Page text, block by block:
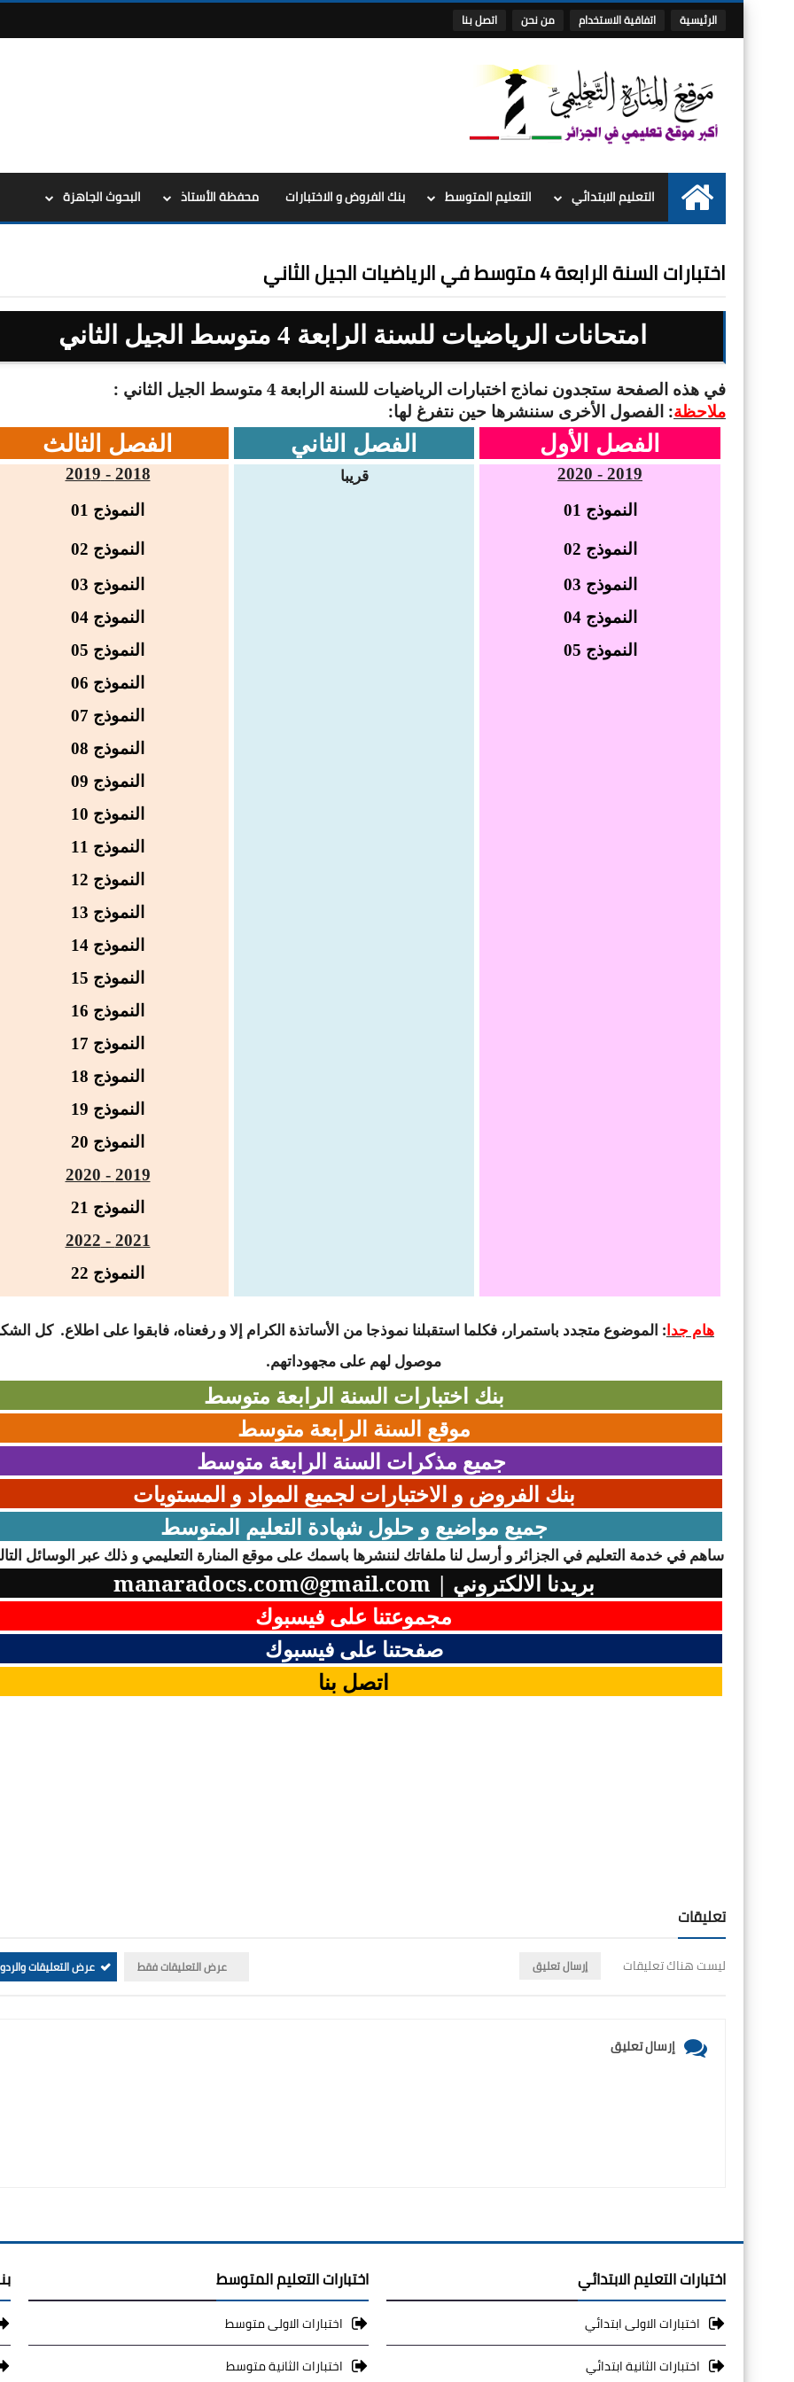
الرئيسية اتفاقية الاستخدام من نحن اتصل بنا
الرئيسية
التعليم الابتدائي التعليم المتوسط بنك الفروض و الاختبارات محفظة الأستاذ البحوث الجاهزة
اختبارات السنة الرابعة 4 متوسط في الرياضيات الجيل الثاني
امتحانات الرياضيات للسنة الرابعة 4 متوسط الجيل الثاني
في هذه الصفحة ستجدون نماذج اختبارات الرياضيات للسنة الرابعة 4 متوسط الجيل الثاني :
ملاحظة: الفصول الأخرى سننشرها حين نتفرغ لها:
الفصل الأول الفصل الثاني الفصل الثالث
2019 - 2020
النموذج 01
النموذج 02
النموذج 03
النموذج 04
النموذج 05
قريبا
2018 - 2019
النموذج 01
النموذج 02
النموذج 03
النموذج 04
النموذج 05
النموذج 06
النموذج 07
النموذج 08
النموذج 09
النموذج 10
النموذج 11
النموذج 12
النموذج 13
النموذج 14
النموذج 15
النموذج 16
النموذج 17
النموذج 18
النموذج 19
النموذج 20
2019 - 2020
النموذج 21
2021 - 2022
النموذج 22
هام جدا: الموضوع متجدد باستمرار، فكلما استقبلنا نموذجا من الأساتذة الكرام إلا و رفعناه، فابقوا على اطلاع. كل
موصول لهم على مجهوداتهم.
بنك اختبارات السنة الرابعة متوسط
موقع السنة الرابعة متوسط
جميع مذكرات السنة الرابعة متوسط
بنك الفروض و الاختبارات لجميع المواد و المستويات
جميع مواضيع و حلول شهادة التعليم المتوسط
ساهم في خدمة التعليم في الجزائر و أرسل لنا ملفاتك لننشرها باسمك على موقع المنارة التعليمي و ذلك عبر الوسائل
بريدنا الالكتروني manaradocs.com@gmail.com |
مجموعتنا على فيسبوك
صفحتنا على فيسبوك
اتصل بنا
تعليقات
ليست هناك تعليقات إرسال تعليق عرض التعليقات فقط عرض التعليقات
إرسال تعليق
اختبارات التعليم الابتدائي
اختبارات الاولى ابتدائي
اختبارات الثانية ابتدائي
اختبارات التعليم المتوسط
اختبارات الاولى متوسط
اختبارات الثانية متوسط